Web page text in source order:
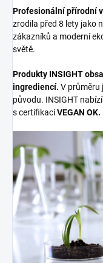
Profesionální přírodní
zrodila před 8 lety jako
zákazníků a moderní
světě.
Produkty INSIGHT
ingrediencí. V průměru
původu. INSIGHT
s certifikacíVEGAN OK.